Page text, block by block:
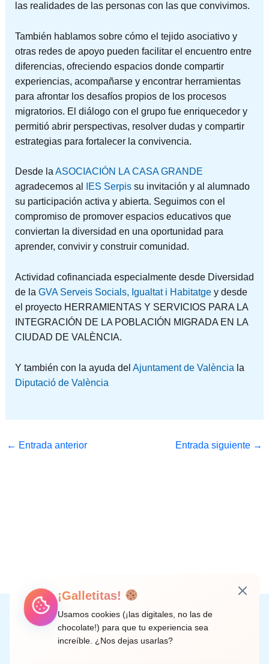
las realidades de las personas con las que convivimos.
También hablamos sobre cómo el tejido asociativo y
otras redes de apoyo pueden facilitar el encuentro entre
diferencias, ofreciendo espacios donde compartir
experiencias, acompañarse y encontrar herramientas
para afrontar los desafíos propios de los procesos
migratorios. El diálogo con el grupo fue enriquecedor y
permitió abrir perspectivas, resolver dudas y compartir
estrategias para fortalecer la convivencia.
Desde laASOCIACIÓN LA CASA GRANDE
agradecemos al
IES Serpissu invitación y al alumnado
su participación activa y abierta. Seguimos con el
compromiso de promover espacios educativos que
conviertan la diversidad en una oportunidad para
aprender, convivir y construir comunidad.
Actividad cofinanciada especialmente desde Diversidad
de la GVA Serveis Socials, Igualtat i Habitatgey desde
el proyecto HERRAMIENTAS Y SERVICIOS PARA LA
INTEGRACIÓN DE LA POBLACIÓN MIGRADA EN LA
CIUDAD DE VALÈNCIA.
Y también con la ayuda del Ajuntament de València la
Diputació de València
← Entrada anterior Entrada siguiente →
Instagram
Facebook
X LinkedIn
Correo electrónico
¡Galletitas!
Usamos cookies (¡las digitales, no las de
chocolate!) para que tu experiencia sea
increíble. ¿Nos dejas usarlas?